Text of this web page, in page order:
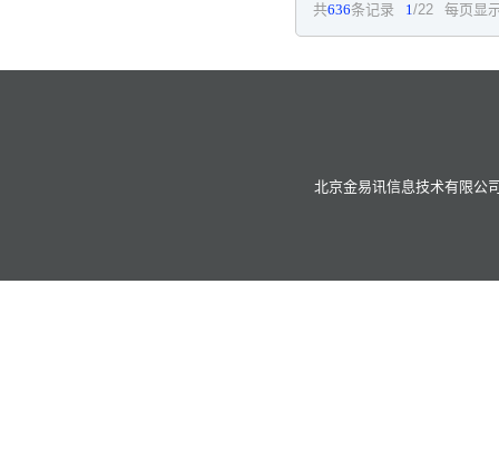
共636条记录 1/22 每页显
北京金易讯信息技术有限公